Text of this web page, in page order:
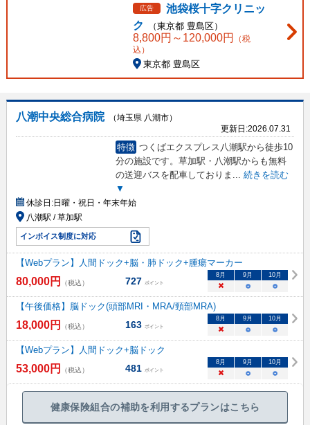
広告
池袋桜十字クリニッ
ク
（東京都 豊島区）
8,800円～ 120,000円
（税
込）
東京都 豊島区
八潮中央総合病院
（埼玉県 八潮市）
更新日:2026.07.31
特徴 つくばエクスプレス八潮駅から徒歩10
分の施設です。草加駅・八潮駅からも無料
の送迎バスを配車しておりま ... 続きを読む
▼
休診日:日曜・祝日・年末年始
八潮駅 / 草加駅
インボイス制度に対応
【Webプラン】人間ドック+脳・肺ドック+腫瘍マーカー
80,000円 （税込） 727 ポイント
8月 9月 10月
× ○ ○
【午後価格】脳ドック(頭部MRI・MRA/頸部MRA)
18,000円 （税込） 163 ポイント
8月 9月 10月
× ○ ○
【Webプラン】人間ドック+脳ドック
53,000円 （税込） 481 ポイント
8月 9月 10月
× ○ ○
健康保険組合の補助を利用するプランはこちら